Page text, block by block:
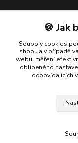
Kontakty
shop@racing-
🍪 Jak
Soubory cookies
shopu a v případě
webu, měření
oblíbeného
odpovídajících